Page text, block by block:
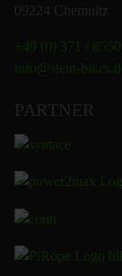
09224 Chemnitz
+49 (0) 371 /
info@stein-
PARTNER